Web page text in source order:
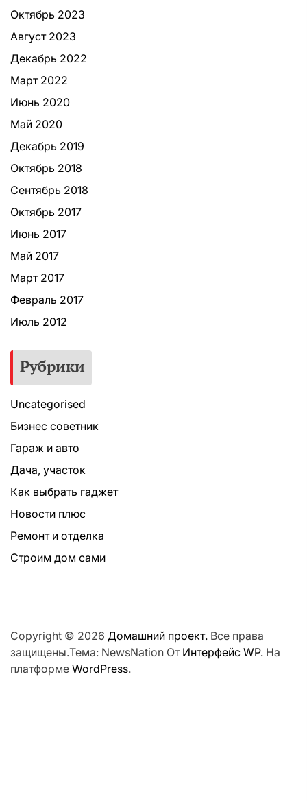
Октябрь 2023
Август 2023
Декабрь 2022
Март 2022
Июнь 2020
Май 2020
Декабрь 2019
Октябрь 2018
Сентябрь 2018
Октябрь 2017
Июнь 2017
Май 2017
Март 2017
Февраль 2017
Июль 2012
Рубрики
Uncategorised
Бизнес советник
Гараж и авто
Дача, участок
Как выбрать гаджет
Новости плюс
Ремонт и отделка
Строим дом сами
Copyright © 2026 Домашний проект. Все права
защищены.Тема: NewsNation От Интерфейс WP. На
платформе WordPress.